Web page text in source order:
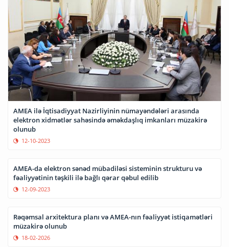
AMEA ilə İqtisadiyyat Nazirliyinin nümayəndələri arasında
elektron xidmətlər sahəsində əməkdaşlıq imkanları müzakirə
olunub
12-10-2023